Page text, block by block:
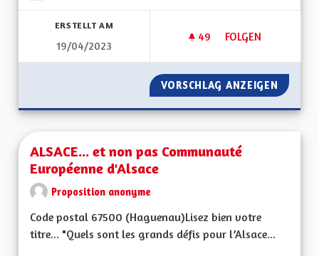
ERSTELLT AM
19/04/2023
49 49 FOLLOWER
FOLGEN
UNE ALSACE
VORSCHLAG ANZEIGEN UNE
ALSACE... et non pas Communauté
Européenne d'Alsace
Proposition anonyme
Code postal 67500 (Haguenau)Lisez bien votre
titre... "Quels sont les grands défis pour l’Alsace...